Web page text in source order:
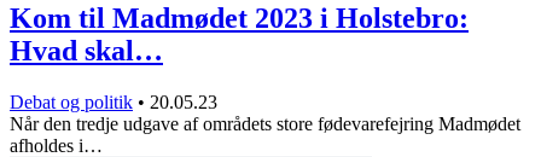
Kom til Madmødet 2023 i Holstebro:
Hvad skal…
Debat og politik • 20.05.23
Når den tredje udgave af områdets store fødevarefejring Madmødet
afholdes i…